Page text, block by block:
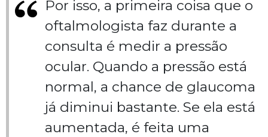
Por isso, a primeira coisa que o
oftalmologista faz durante a
consulta é medir a pressão
ocular. Quando a pressão está
normal, a chance de glaucoma
já diminui bastante. Se ela está
aumentada, é feita uma